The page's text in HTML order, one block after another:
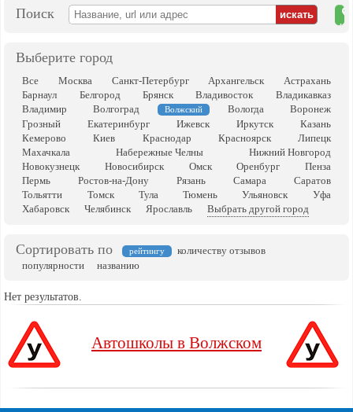
Поиск
на
Выберите город
Все Москва Санкт-Петербург Архангельск
Астрахань
Барнаул
Белгород Брянск Владивосток
Владикавказ
Владимир
Волгоград Волжский Вологда
Воронеж
Грозный
Екатеринбург Ижевск Иркутск
Казань
Кемерово
Киев Краснодар Красноярск
Липецк
Махачкала
Набережные Челны
Нижний Новгород
Новокузнецк
Новосибирск Омск Оренбург
Пенза
Пермь
Ростов-на-Дону Рязань Самара
Саратов
Тольятти
Томск Тула Тюмень Ульяновск
Уфа
Хабаровск
Челябинск Ярославль Выбрать другой город
Сортировать по рейтингу
количеству отзывов
популярности
названию
Нет результатов.
Автошколы в Волжском